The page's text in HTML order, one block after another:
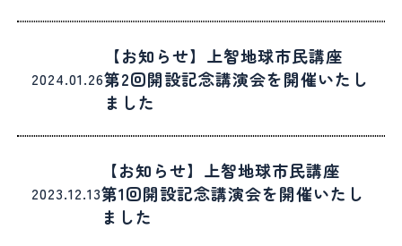
2024.01.26
【お知らせ】上智地球市民講座
第2回開設記念講演会を開催いたし
ました
2023.12.13
【お知らせ】上智地球市民講座
第1回開設記念講演会を開催いたし
ました